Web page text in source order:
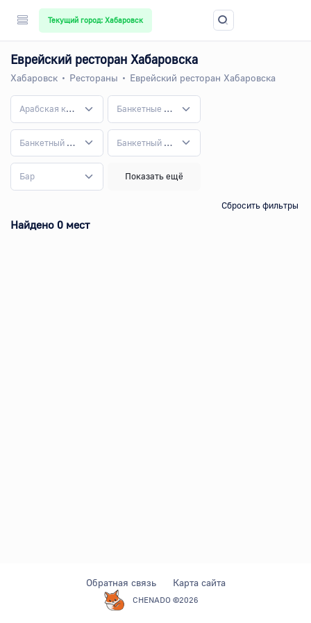
Текущий город: Хабаровск
Еврейский ресторан Хабаровска
Хабаровск Рестораны Еврейский ресторан Хабаровска
Арабская кухня Банкетные залы по вместимости
Банкетный зал Банкетный зал для дня рождения
Бар Показать ещё
Сбросить фильтры
Найдено 0 мест
CHENADO ©2026
Обратная связь Карта сайта